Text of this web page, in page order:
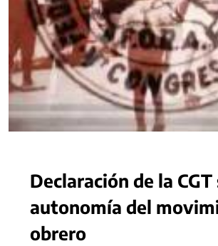
Declaración de la
autonomía del
obrero